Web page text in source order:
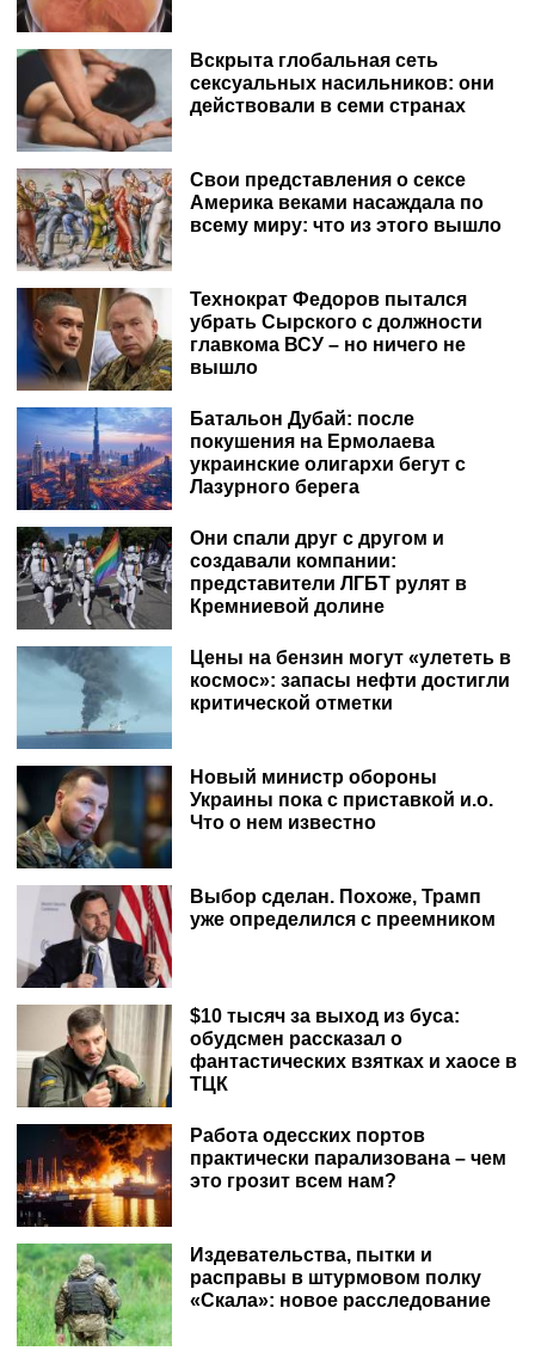
Вскрыта глобальная сеть
сексуальных насильников: они
действовали в семи странах
Свои представления о сексе
Америка веками насаждала по
всему миру: что из этого вышло
Технократ Федоров пытался
убрать Сырского с должности
главкома ВСУ – но ничего не
вышло
Батальон Дубай: после
покушения на Ермолаева
украинские олигархи бегут с
Лазурного берега
Они спали друг с другом и
создавали компании:
представители ЛГБТ рулят в
Кремниевой долине
Цены на бензин могут «улететь в
космос»: запасы нефти достигли
критической отметки
Новый министр обороны
Украины пока с приставкой и.о.
Что о нем известно
Выбор сделан. Похоже, Трамп
уже определился с преемником
$10 тысяч за выход из буса:
обудсмен рассказал о
фантастических взятках и хаосе в
ТЦК
Работа одесских портов
практически парализована – чем
это грозит всем нам?
Издевательства, пытки и
расправы в штурмовом полку
«Скала»: новое расследование